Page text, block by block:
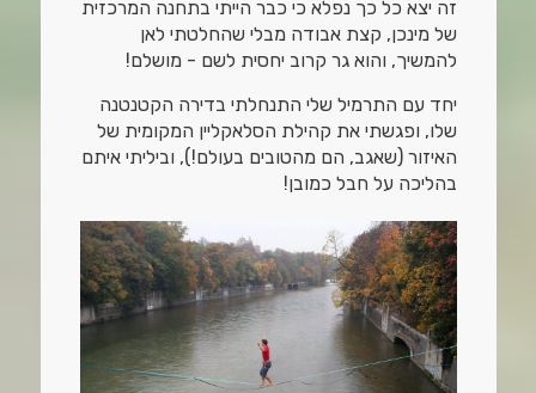
זה יצא כל כך נפלא כי כבר הייתי בתחנה המרכזית
של מינכן, קצת אבודה מבלי שהחלטתי לאן
להמשיך, והוא גר קרוב יחסית לשם - מושלם!
יחד עם התרמיל שלי התנחלתי בדירה הקטנטנה
שלו, ופגשתי את קהילת הסלאקליין המקומית של
האיזור (שאגב, הם מהטובים בעולם!), וביליתי איתם
בהליכה על חבל כמובן!